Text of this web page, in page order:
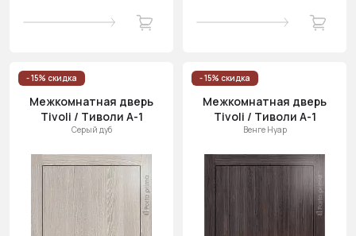
- 15% скидка
Межкомнатная дверь
Tivoli / Тиволи А-1
Серый дуб
- 15% скидка
Межкомнатная дверь
Tivoli / Тиволи А-1
Венге Нуар